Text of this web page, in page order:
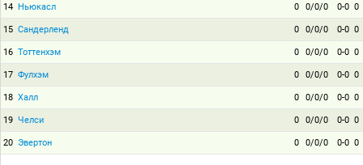
14 Ньюкасл 0 0/0/0 0-0 0
15 Сандерленд 0 0/0/0 0-0 0
16 Тоттенхэм 0 0/0/0 0-0 0
17 Фулхэм 0 0/0/0 0-0 0
18 Халл 0 0/0/0 0-0 0
19 Челси 0 0/0/0 0-0 0
20 Эвертон 0 0/0/0 0-0 0